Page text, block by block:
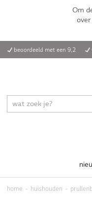
Om
beoordeeld met een 9,2
home huishouden